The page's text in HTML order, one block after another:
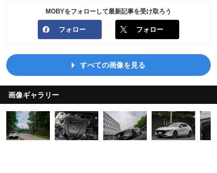
MOBYをフォローして最新記事を受け取ろう
フォロー フォロー
すべての画像を見る
画像ギャラリー